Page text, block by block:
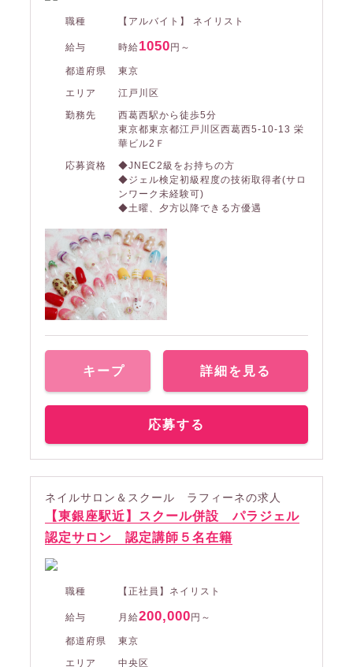
職種 【アルバイト】 ネイリスト
給与 時給1050 円～
都道府県
東京
エリア
江戸川区
勤務先
西葛西駅から徒歩5分
東京都東京都江戸川区西葛西5-10-13 栄
華ビル2Ｆ
応募資格
◆JNEC2級をお持ちの方
◆ジェル検定初級程度の技術取得者(サロ
ンワーク未経験可)
◆土曜、夕方以降できる方優遇
キープ 詳細を見る
応募する
ネイルサロン＆スクール ラフィーネの求人
【東銀座駅近】スクール併設 パラジェル
認定サロン 認定講師５名在籍
職種 【正社員】ネイリスト
給与 月給200,000 円～
都道府県
東京
エリア
中央区